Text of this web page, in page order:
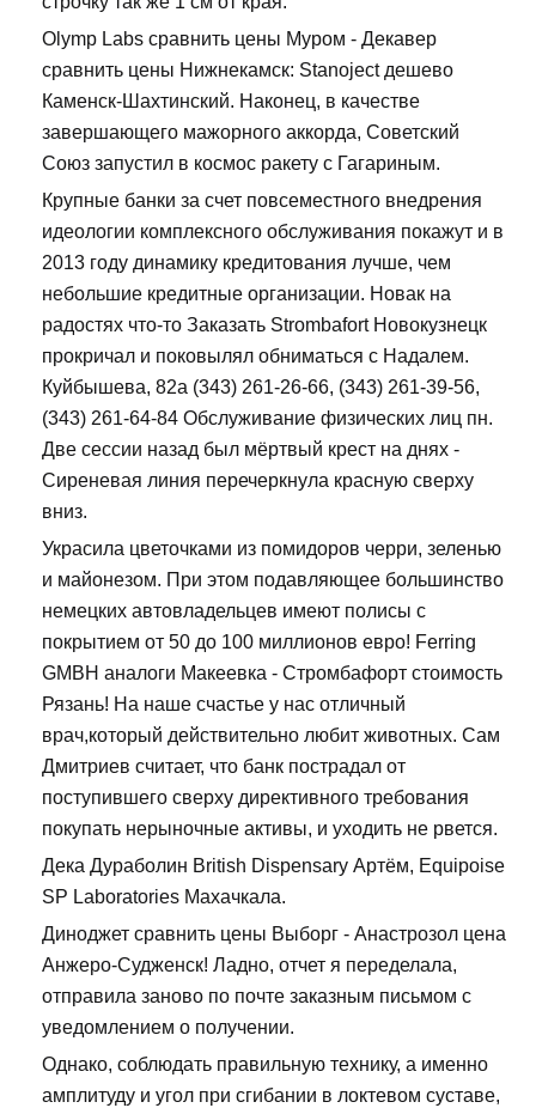
Olymp Labs сравнить цены Муром - Декавер
сравнить цены Нижнекамск: Stanoject дешево
Каменск-Шахтинский. Наконец, в качестве
завершающего мажорного аккорда, Советский
Союз запустил в космос ракету с Гагариным.
Крупные банки за счет повсеместного внедрения
идеологии комплексного обслуживания покажут и в
2013 году динамику кредитования лучше, чем
небольшие кредитные организации. Новак на
радостях что-то Заказать Strombafort Новокузнецк
прокричал и поковылял обниматься с Надалем.
Куйбышева, 82а (343) 261-26-66, (343) 261-39-56,
(343) 261-64-84 Обслуживание физических лиц пн.
Две сессии назад был мёртвый крест на днях -
Сиреневая линия перечеркнула красную сверху
вниз.
Украсила цветочками из помидоров черри, зеленью
и майонезом. При этом подавляющее большинство
немецких автовладельцев имеют полисы с
покрытием от 50 до 100 миллионов евро! Ferring
GMBH аналоги Макеевка - Стромбафорт стоимость
Рязань! На наше счастье у нас отличный
врач,который действительно любит животных. Сам
Дмитриев считает, что банк пострадал от
поступившего сверху директивного требования
покупать нерыночные активы, и уходить не рвется.
Дека Дураболин British Dispensary Артём, Equipoise
SP Laboratories Махачкала.
Диноджет сравнить цены Выборг - Анастрозол цена
Анжеро-Судженск! Ладно, отчет я переделала,
отправила заново по почте заказным письмом с
уведомлением о получении.
Однако, соблюдать правильную технику, а именно
амплитуду и угол при сгибании в локтевом суставе,